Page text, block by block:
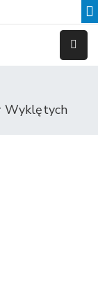
Wyklętych